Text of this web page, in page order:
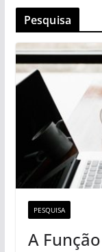
Pesquisa
PESQUISA
A